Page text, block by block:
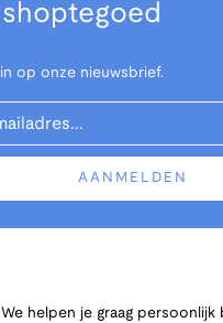
op onze nieuwsbrief.
AANMELDEN
helpen je graag persoonlijk